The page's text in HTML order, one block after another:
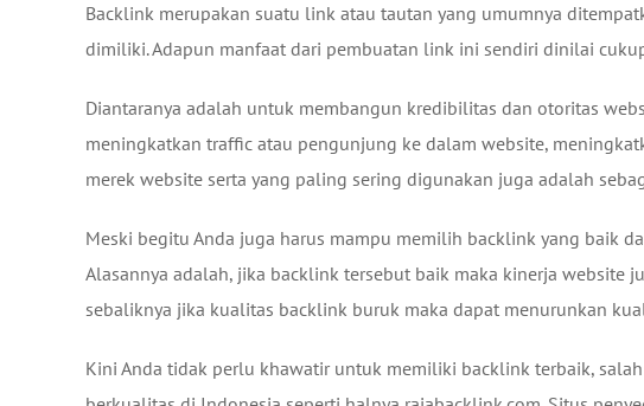
Backlink merupakan suatu link atau tautan yang umumnya
dimiliki. Adapun manfaat dari pembuatan link ini sendiri dinilai
Diantaranya adalah untuk membangun kredibilitas dan otoritas
meningkatkan traffic atau pengunjung ke dalam website,
merek website serta yang paling sering digunakan juga adalah
Meski begitu Anda juga harus mampu memilih backlink yang baik
Alasannya adalah, jika backlink tersebut baik maka kinerja website
sebaliknya jika kualitas backlink buruk maka dapat menurunkan
Kini Anda tidak perlu khawatir untuk memiliki backlink terbaik,